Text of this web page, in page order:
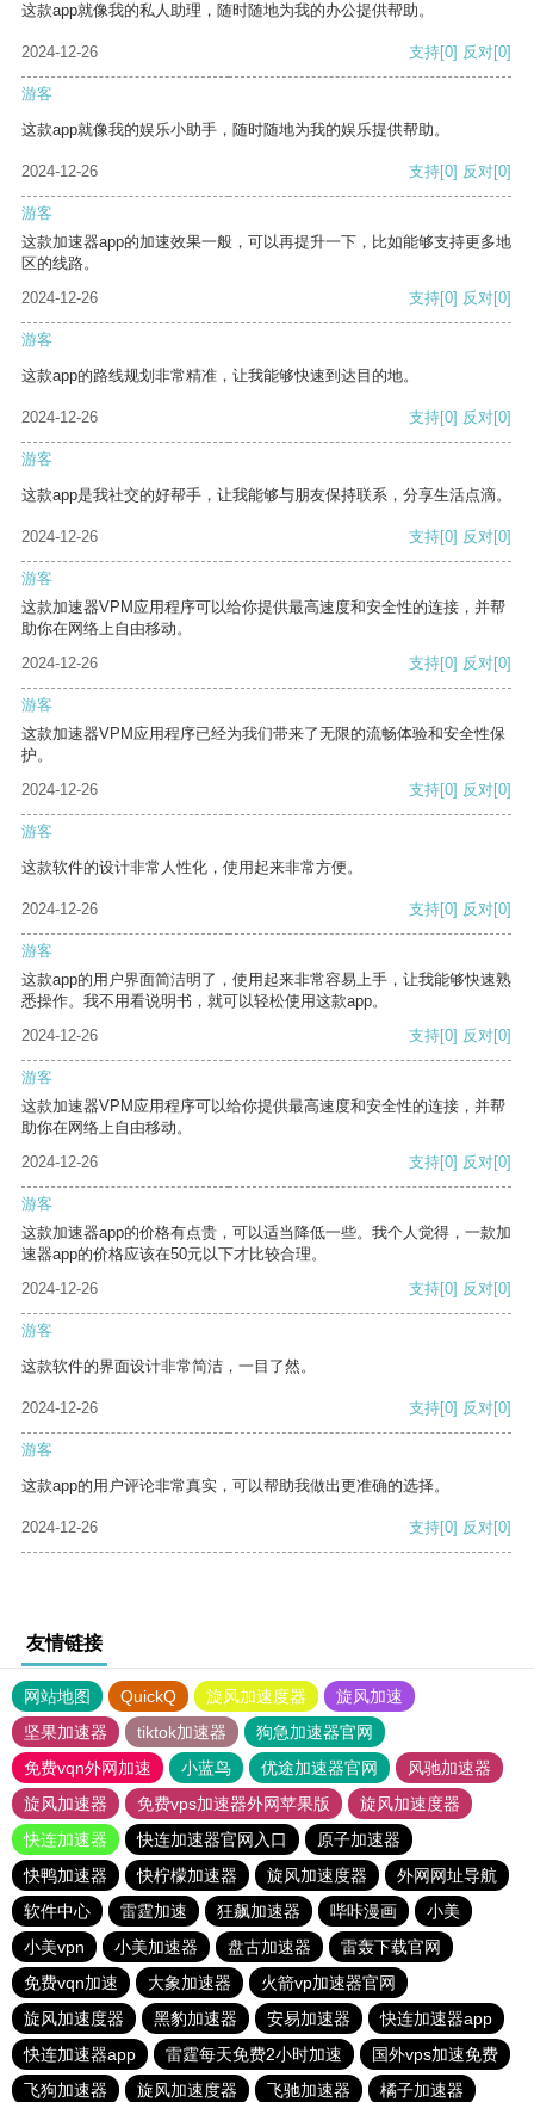
这款app就像我的私人助理，随时随地为我的办公提供帮助。
2024-12-26 支持[0] 反对[0]
游客
这款app就像我的娱乐小助手，随时随地为我的娱乐提供帮助。
2024-12-26 支持[0] 反对[0]
游客
这款加速器app的加速效果一般，可以再提升一下，比如能够支持更多地
区的线路。
2024-12-26
支持[0] 反对[0]
游客
这款app的路线规划非常精准，让我能够快速到达目的地。
2024-12-26 支持[0] 反对[0]
游客
这款app是我社交的好帮手，让我能够与朋友保持联系，分享生活点滴。
2024-12-26 支持[0] 反对[0]
游客
这款加速器VPM应用程序可以给你提供最高速度和安全性的连接，并帮
助你在网络上自由移动。
2024-12-26
支持[0] 反对[0]
游客
这款加速器VPM应用程序已经为我们带来了无限的流畅体验和安全性保
护。
2024-12-26
支持[0] 反对[0]
游客
这款软件的设计非常人性化，使用起来非常方便。
2024-12-26 支持[0] 反对[0]
游客
这款app的用户界面简洁明了，使用起来非常容易上手，让我能够快速熟
悉操作。我不用看说明书，就可以轻松使用这款app。
2024-12-26
支持[0] 反对[0]
游客
这款加速器VPM应用程序可以给你提供最高速度和安全性的连接，并帮
助你在网络上自由移动。
2024-12-26
支持[0] 反对[0]
游客
这款加速器app的价格有点贵，可以适当降低一些。我个人觉得，一款加
速器app的价格应该在50元以下才比较合理。
2024-12-26
支持[0] 反对[0]
游客
这款软件的界面设计非常简洁，一目了然。
2024-12-26 支持[0] 反对[0]
游客
这款app的用户评论非常真实，可以帮助我做出更准确的选择。
2024-12-26 支持[0] 反对[0]
友情链接
网站地图 QuickQ 旋风加速度器
旋风加速
坚果加速器
tiktok加速器
狗急加速器官网
免费vqn外网加速
小蓝鸟 优途加速器官网
风驰加速器
旋风加速器
免费vps加速器外网苹果版
旋风加速度器
快连加速器
快连加速器官网入口
原子加速器
快鸭加速器
快柠檬加速器 旋风加速度器
外网网址导航
软件中心
雷霆加速 狂飙加速器 哔咔漫画
小美
小美vpn
小美加速器 盘古加速器
雷轰下载官网
免费vqn加速
大象加速器
火箭vp加速器官网
旋风加速度器
黑豹加速器 安易加速器
快连加速器app
快连加速器app
雷霆每天免费2小时加速
国外vps加速免费
飞狗加速器
旋风加速度器 飞驰加速器 橘子加速器